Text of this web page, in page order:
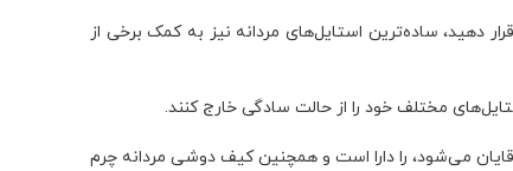
دهید، ساده‌ترین استایل‌های مردانه نیز به کمک برخی از
مختلف خود را از حالت سادگی خارج کنند.
می‌شود، را دارا است و همچنین کیف دوشی مردانه چرم